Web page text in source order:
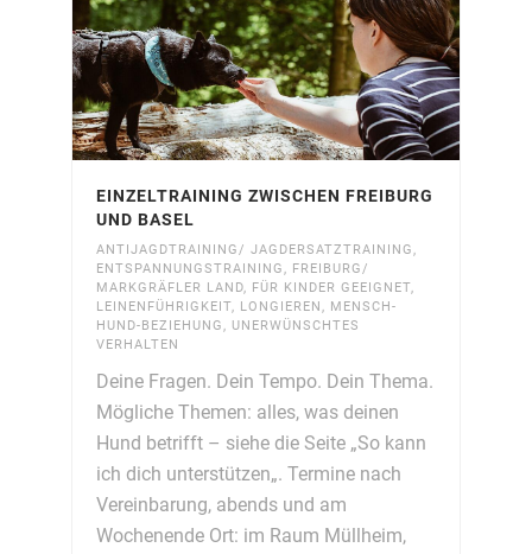
EINZELTRAINING ZWISCHEN FREIBURG
UND BASEL
ANTIJAGDTRAINING/ JAGDERSATZTRAINING,
ENTSPANNUNGSTRAINING, FREIBURG/
MARKGRÄFLER LAND, FÜR KINDER GEEIGNET,
LEINENFÜHRIGKEIT, LONGIEREN , MENSCH-
HUND-BEZIEHUNG, UNERWÜNSCHTES
VERHALTEN
Deine Fragen. Dein Tempo. Dein Thema.
Mögliche Themen: alles, was deinen
Hund betrifft – siehe die Seite „So kann
ich dich unterstützen„. Termine nach
Vereinbarung, abends und am
Wochenende Ort: im Raum Müllheim,